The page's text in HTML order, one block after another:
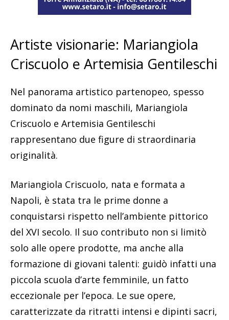
Artiste visionarie: Mariangiola
Criscuolo e Artemisia Gentileschi
Nel panorama artistico partenopeo, spesso
dominato da nomi maschili, Mariangiola
Criscuolo e Artemisia Gentileschi
rappresentano due figure di straordinaria
originalità.
Mariangiola Criscuolo, nata e formata a
Napoli, è stata tra le prime donne a
conquistarsi rispetto nell’ambiente pittorico
del XVI secolo. Il suo contributo non si limitò
solo alle opere prodotte, ma anche alla
formazione di giovani talenti: guidò infatti una
piccola scuola d’arte femminile, un fatto
eccezionale per l’epoca. Le sue opere,
caratterizzate da ritratti intensi e dipinti sacri,